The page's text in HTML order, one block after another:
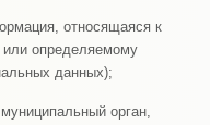
относящаяся к
или определяемому
данных);
орган,